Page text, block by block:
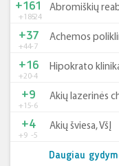
+185-24
+161 Abromiškių
+44-7
+37 Achemos
+20-4
+16 Hipokrato
+15-6
+9 Akių lazerinės
+9 -5
+4 Akių šviesa, VšĮ
Daugiau